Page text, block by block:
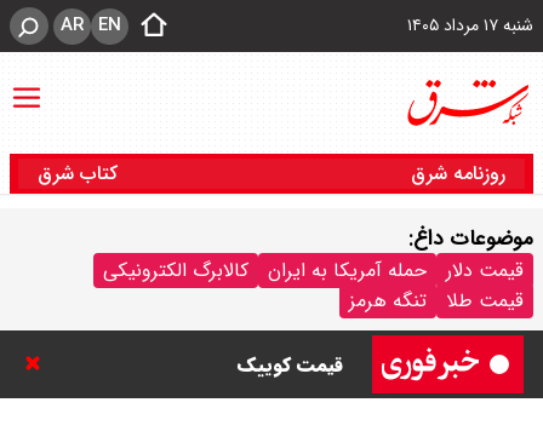
شنبه ۱۷ مرداد ۱۴۰۵ EN
AR
روزنامه شرق کتاب شرق
موضوعات داغ:
قیمت دلار حمله آمریکا به ایران
کالابرگ الکترونیکی
قیمت طلا
تنگه هرمز
قیمت خودرو امروز شنبه ۱۷ مرداد
قیمت کوییک